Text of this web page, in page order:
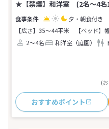
★【禁煙】和洋室 (2名～4名
夕・朝食付き
【広さ】35～44平米
【ベッド
2～4名
和洋室（庭園）
(
おすすめポイント